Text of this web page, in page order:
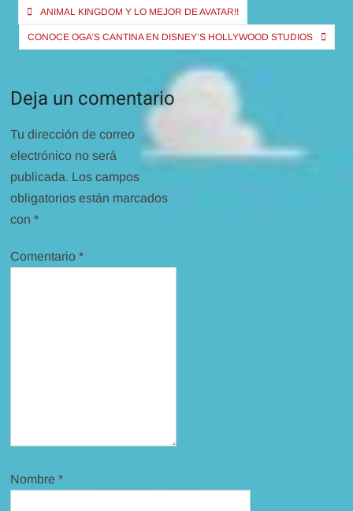
Navegación
de
ANIMAL KINGDOM Y LO MEJOR DE AVATAR!!
CONOCE OGA’S CANTINA EN DISNEY’S HOLLYWOOD STUDIOS
Deja un comentario
Tu dirección de correo
electrónico no será
publicada. Los campos
obligatorios están marcados
con*
Comentario*
Nombre*